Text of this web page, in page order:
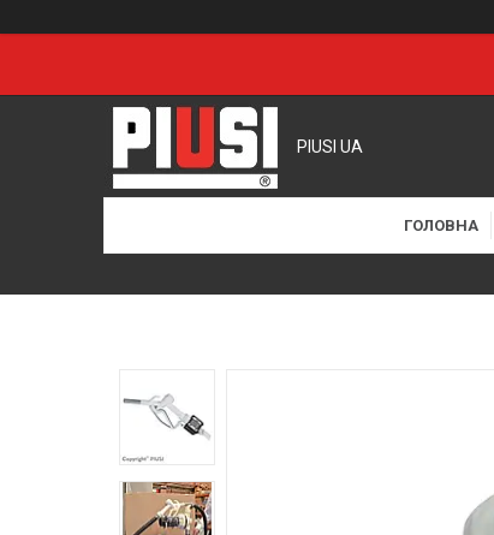
PIUSI UA
ГОЛОВНА